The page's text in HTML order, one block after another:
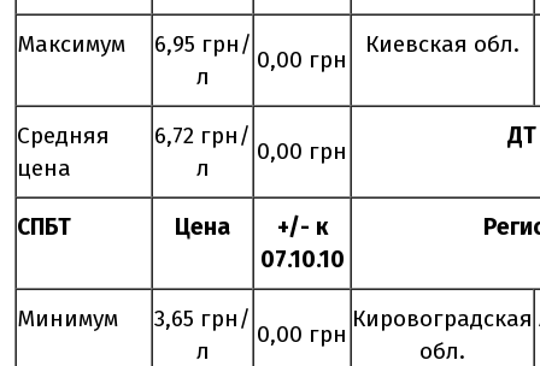
Максимум
6,95 грн/
л
0,00 грн
Киевская обл.
Средняя
цена
6,72 грн/
л
0,00 грн
ДТ
СПБТ Цена
+/- к
07.10.10
Минимум
3,65 грн/
л
0,00 грн
Кировоградская
обл.